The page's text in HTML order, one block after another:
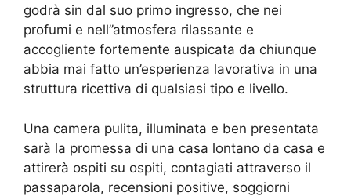
godrà sin dal suo primo ingresso, che nei
profumi e nell’’atmosfera rilassante e
accogliente fortemente auspicata da chiunque
abbia mai fatto un’esperienza lavorativa in una
struttura ricettiva di qualsiasi tipo e livello.
Una camera pulita, illuminata e ben presentata
sarà la promessa di una casa lontano da casa e
attirerà ospiti su ospiti, contagiati attraverso il
passaparola, recensioni positive, soggiorni